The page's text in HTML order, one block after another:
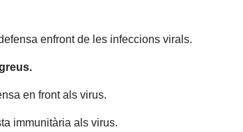
enfront de les infeccions virals.
en front als virus.
immunitària als virus.